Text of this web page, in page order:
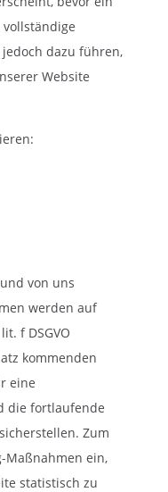
jedoch dazu führen,
Website
von uns
werden auf
f DSGVO
kommenden
eine
die fortlaufende
Zum
Maßnahmen ein,
statistisch zu